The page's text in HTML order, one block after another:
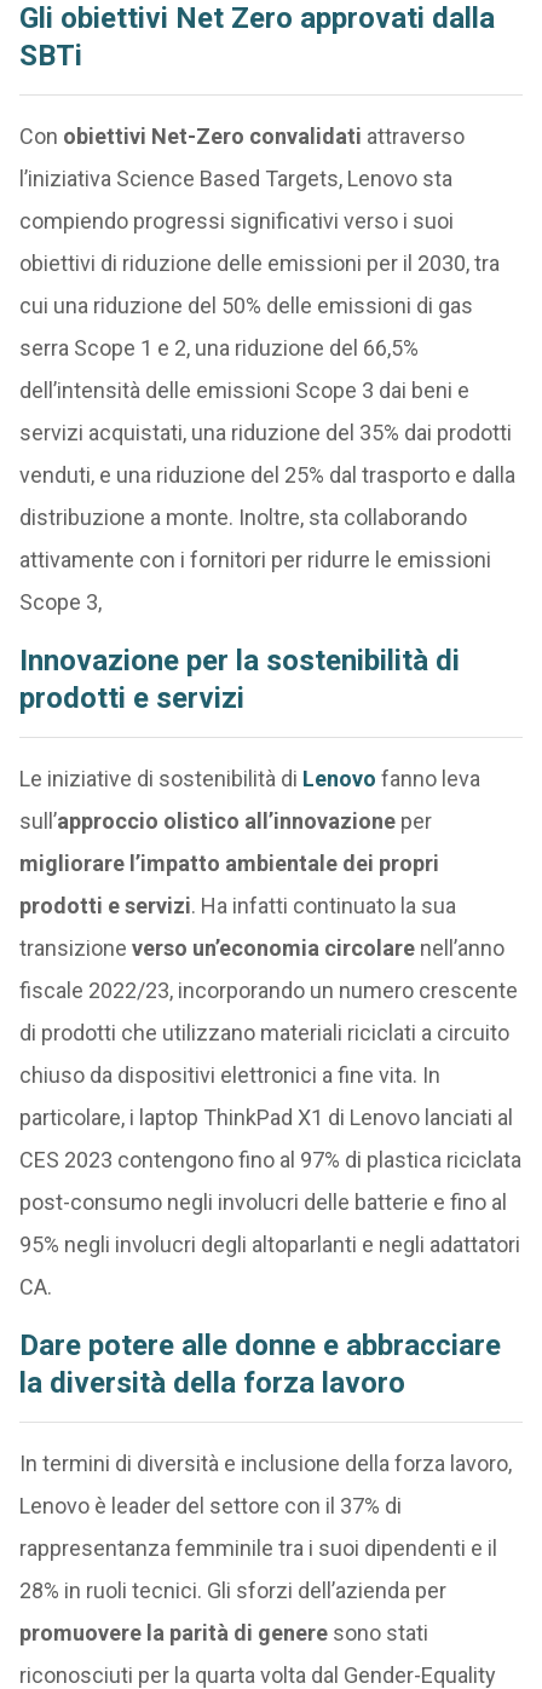
Gli obiettivi Net Zero approvati dalla
SBTi
Con obiettivi Net-Zero convalidati attraverso
l’iniziativa Science Based Targets, Lenovo sta
compiendo progressi significativi verso i suoi
obiettivi di riduzione delle emissioni per il 2030, tra
cui una riduzione del 50% delle emissioni di gas
serra Scope 1 e 2, una riduzione del 66,5%
dell’intensità delle emissioni Scope 3 dai beni e
servizi acquistati, una riduzione del 35% dai prodotti
venduti, e una riduzione del 25% dal trasporto e dalla
distribuzione a monte. Inoltre, sta collaborando
attivamente con i fornitori per ridurre le emissioni
Scope 3,
Innovazione per la sostenibilità di
prodotti e servizi
Le iniziative di sostenibilità di Lenovo fanno leva
sull’approccio olistico all’innovazioneper
migliorare l’impatto ambientale dei propri
prodotti e servizi. Ha infatti continuato la sua
transizione verso un’economia circolarenell’anno
fiscale 2022/23, incorporando un numero crescente
di prodotti che utilizzano materiali riciclati a circuito
chiuso da dispositivi elettronici a fine vita. In
particolare, i laptop ThinkPad X1 di Lenovo lanciati al
CES 2023 contengono fino al 97% di plastica riciclata
post-consumo negli involucri delle batterie e fino al
95% negli involucri degli altoparlanti e negli adattatori
CA.
Dare potere alle donne e abbracciare
la diversità della forza lavoro
In termini di diversità e inclusione della forza lavoro,
Lenovo è leader del settore con il 37% di
rappresentanza femminile tra i suoi dipendenti e il
28% in ruoli tecnici. Gli sforzi dell’azienda per
promuovere la parità di generesono stati
riconosciuti per la quarta volta dal Gender-Equality